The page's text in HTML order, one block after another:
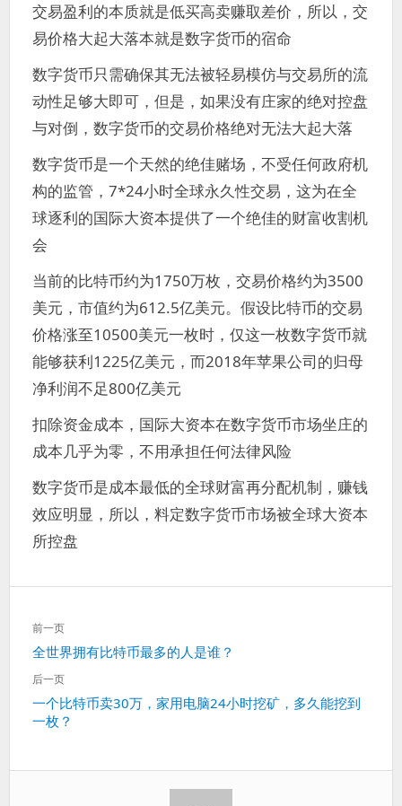
交易盈利的本质就是低买高卖赚取差价，所以，交
易价格大起大落本就是数字货币的宿命
数字货币只需确保其无法被轻易模仿与交易所的流
动性足够大即可，但是，如果没有庄家的绝对控盘
与对倒，数字货币的交易价格绝对无法大起大落
数字货币是一个天然的绝佳赌场，不受任何政府机
构的监管，7*24小时全球永久性交易，这为在全
球逐利的国际大资本提供了一个绝佳的财富收割机
会
当前的比特币约为1750万枚，交易价格约为3500
美元，市值约为612.5亿美元。假设比特币的交易
价格涨至10500美元一枚时，仅这一枚数字货币就
能够获利1225亿美元，而2018年苹果公司的归母
净利润不足800亿美元
扣除资金成本，国际大资本在数字货币市场坐庄的
成本几乎为零，不用承担任何法律风险
数字货币是成本最低的全球财富再分配机制，赚钱
效应明显，所以，料定数字货币市场被全球大资本
所控盘
文
章
导
航
前一页
上
一
全世界拥有比特币最多的人是谁？
后一页
下
一
一个比特币卖30万，家用电脑24小时挖矿，多久能挖到
一枚？